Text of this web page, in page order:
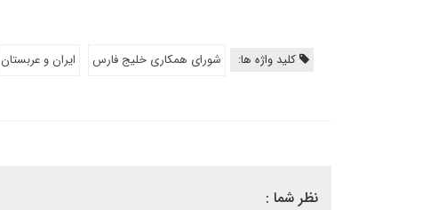
کلید واژه ها: شورای همکاری خلیج فارس ایران و عربستان
نظر شما :